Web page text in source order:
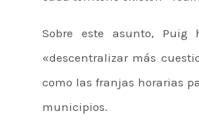
Sobre este asunto, Puig
«descentralizar más
como las franjas horarias
municipios.